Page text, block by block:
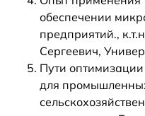
обеспечении
предприятий.,
Сергеевич,
Пути
для